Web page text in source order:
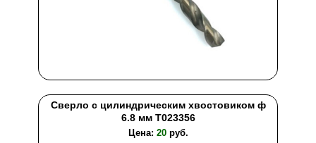
Сверло с цилиндрическим хвостовиком ф
6.8 мм T023356
Цена: 20руб.